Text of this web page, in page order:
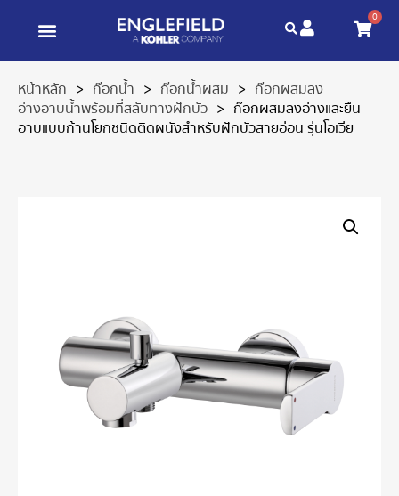
0
หน้าหลัก > ก๊อกน้ำ > ก๊อกน้ำผสม > ก๊อกผสมลง
อ่างอาบน้ำพร้อมที่สลับทางฝักบัว > ก๊อกผสมลงอ่างและยืน
อาบแบบก้านโยกชนิดติดผนังสำหรับฝักบัวสายอ่อน รุ่นโอเวีย